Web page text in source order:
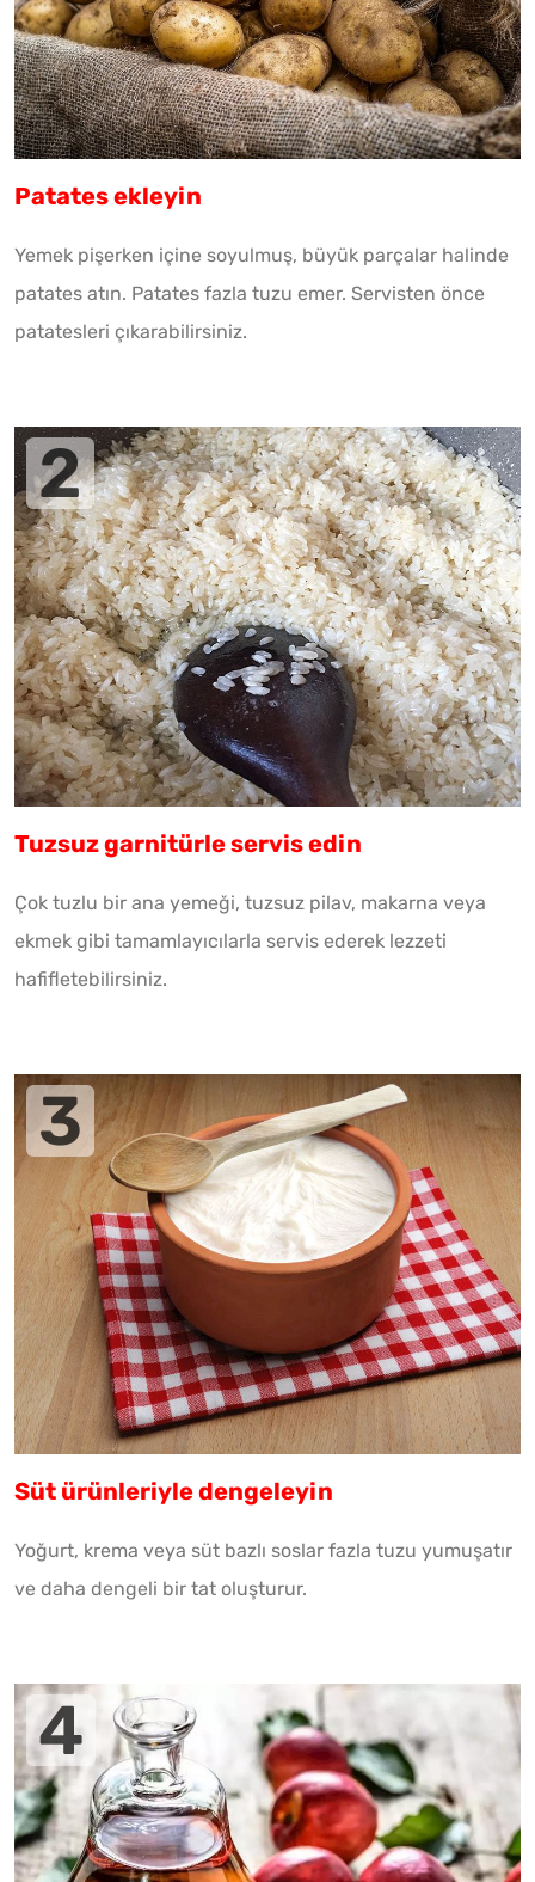
Patates ekleyin
Yemek pişerken içine soyulmuş, büyük parçalar halinde
patates atın. Patates fazla tuzu emer. Servisten önce
patatesleri çıkarabilirsiniz.
Tuzsuz garnitürle servis edin
Çok tuzlu bir ana yemeği, tuzsuz pilav, makarna veya
ekmek gibi tamamlayıcılarla servis ederek lezzeti
hafifletebilirsiniz.
Süt ürünleriyle dengeleyin
Yoğurt, krema veya süt bazlı soslar fazla tuzu yumuşatır
ve daha dengeli bir tat oluşturur.